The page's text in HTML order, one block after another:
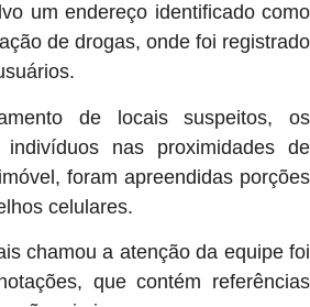
um endereço identificado como
de drogas, onde foi registrado
de locais suspeitos, os
indivíduos nas proximidades de
foram apreendidas porções
celulares.
chamou a atenção da equipe foi
que contém referências